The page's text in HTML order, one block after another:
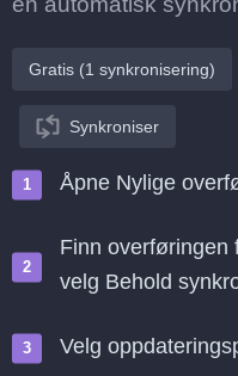
Gratis (1 synkronisering)
Synkroniser
Åpne Nylige
Finn overføringen
velg Behold
Velg